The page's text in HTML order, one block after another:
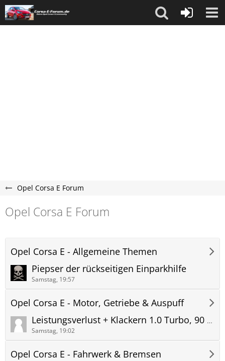
Opel Corsa E Forum
Opel Corsa E Forum
Opel Corsa E - Allgemeine Themen
Piepser der rückseitigen Einparkhilfe
Samstag, 19:57
Opel Corsa E - Motor, Getriebe & Auspuff
Leistungsverlust + Klackern 1.0 Turbo, 90 PS
Samstag, 19:02
Opel Corsa E - Fahrwerk & Bremsen